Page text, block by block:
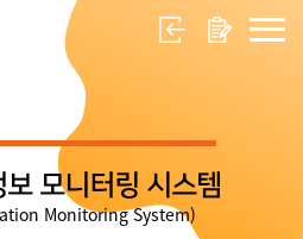
모니터링 시스템
Monitoring System)